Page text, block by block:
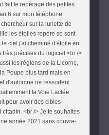
fait le repérage des petites
6 sur mon téléphone.
sur la lunette de
les étoiles repère se sont
ciel j'ai cheminé d'étoile en
très précises du logiciel.<br />
les régions de la Licorne,
Poupe plus tard mais en
d'automne ne ressortent
la Voie Lactée
pour avoir des cibles
citadin. <br /> Je te souhaites
année 2021 sans couvre-